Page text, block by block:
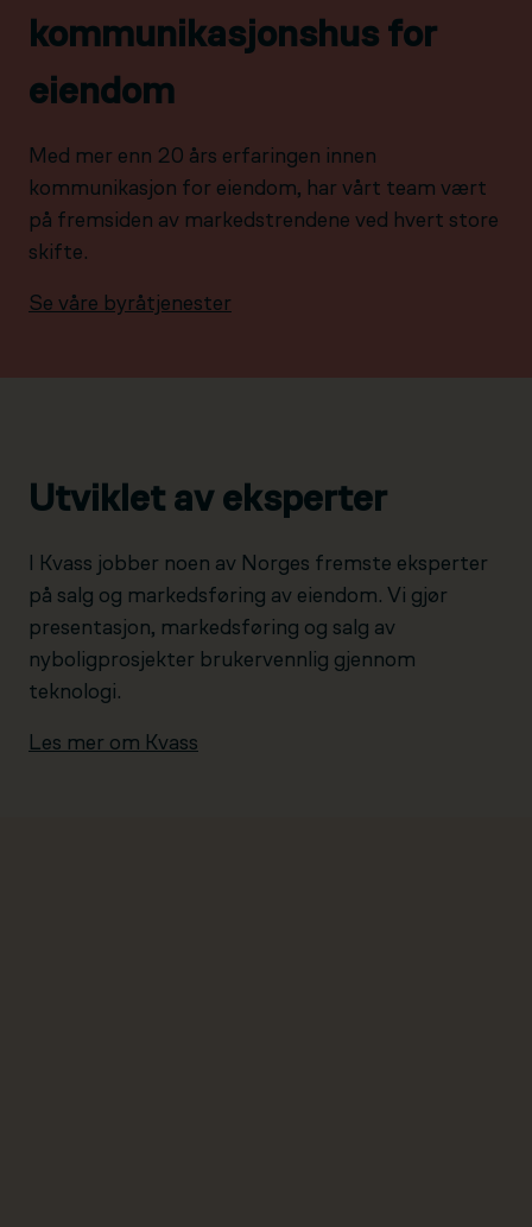
kommunikasjonshus for
eiendom
Med mer enn 20 års erfaringen innen
kommunikasjon for eiendom, har vårt team vært
på fremsiden av markedstrendene ved hvert store
skifte.
Se våre byråtjenester
Utviklet av eksperter
I Kvass jobber noen av Norges fremste eksperter
på salg og markedsføring av eiendom. Vi gjør
presentasjon, markedsføring og salg av
nyboligprosjekter brukervennlig gjennom
teknologi.
Les mer om Kvass